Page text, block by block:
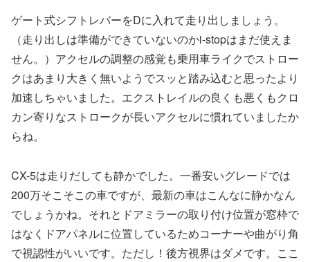
ゲート式シフトレバーをDに入れて走り出しましょう。
（走り出しは準備ができていないのかi-stopはまだ使えま
せん。）アクセルの調整の感覚も乗用車ライクでストロー
クはあまり大きく無いようでスッと踏み込むと思ったより
加速しちゃいました。エクストレイルの良くも悪くもクロ
カン寄りなストロークが長いアクセルに慣れていましたか
らね。
CX-5は走りだしても静かでした。一番安いグレードでは
200万そこそこの車ですが、最新の車はこんなに静かなん
でしょうかね。それとドアミラーの取り付け位置が窓枠で
はなくドアパネルに位置しているためコーナーや曲がり角
で視認性がいいです。ただし！後方視界はダメです。ここ